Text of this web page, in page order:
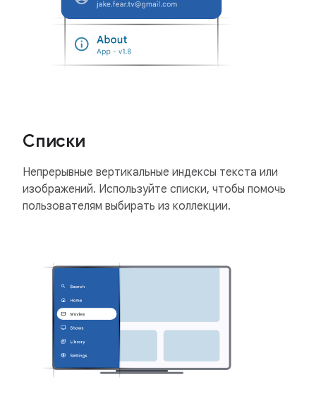
Списки
Непрерывные вертикальные индексы текста или
изображений. Используйте списки, чтобы помочь
пользователям выбирать из коллекции.